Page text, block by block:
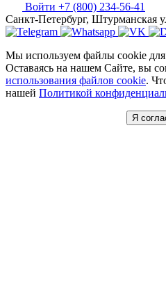
Войти +7 (800) 234-56-41
Санкт-Петербург, Штурманская
Мы используем файлы cookie
Оставаясь на нашем Сайте, вы
использования файлов cookie.
нашей Политикой
Я